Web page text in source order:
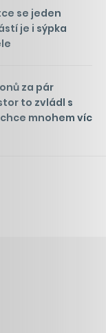
se jeden
je i sýpka
za pár
to zvládl s
mnohem víc